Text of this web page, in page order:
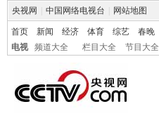
央视网 中国网络电视台 网站地图
首页 新闻 经济 体育 综艺 春晚
电视
频道大全 栏目大全 节目大全